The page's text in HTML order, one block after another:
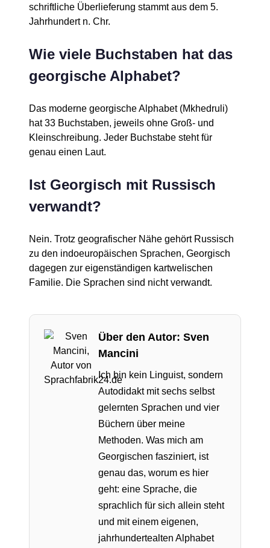
schriftliche Überlieferung stammt aus dem 5.
Jahrhundert n. Chr.
Wie viele Buchstaben hat das
georgische Alphabet?
Das moderne georgische Alphabet (Mkhedruli)
hat 33 Buchstaben, jeweils ohne Groß- und
Kleinschreibung. Jeder Buchstabe steht für
genau einen Laut.
Ist Georgisch mit Russisch
verwandt?
Nein. Trotz geografischer Nähe gehört Russisch
zu den indoeuropäischen Sprachen, Georgisch
dagegen zur eigenständigen kartwelischen
Familie. Die Sprachen sind nicht verwandt.
Über den Autor: Sven
Mancini
Ich bin kein Linguist, sondern
Autodidakt mit sechs selbst
gelernten Sprachen und vier
Büchern über meine
Methoden. Was mich am
Georgischen fasziniert, ist
genau das, worum es hier
geht: eine Sprache, die
sprachlich für sich allein steht
und mit einem eigenen,
jahrhundertealten Alphabet